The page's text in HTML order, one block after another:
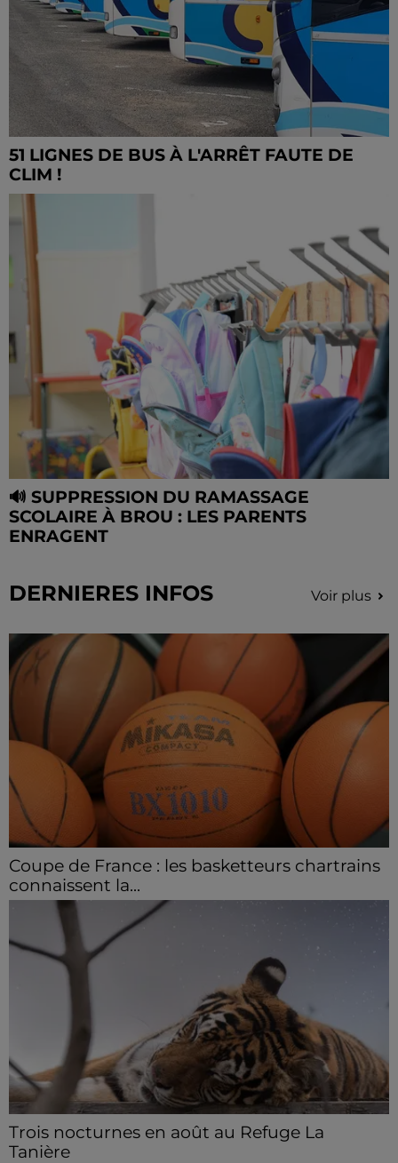
51 LIGNES DE BUS À L'ARRÊT FAUTE DE
CLIM !
🔊 SUPPRESSION DU RAMASSAGE
SCOLAIRE À BROU : LES PARENTS
ENRAGENT
DERNIERES INFOS Voir plus
Coupe de France : les basketteurs chartrains
connaissent la...
Le C'CMBM affrontera un autre club de la région
Centre à l'occasion des 32es de finale de la Coupe de
France.
Trois nocturnes en août au Refuge La
Tanière